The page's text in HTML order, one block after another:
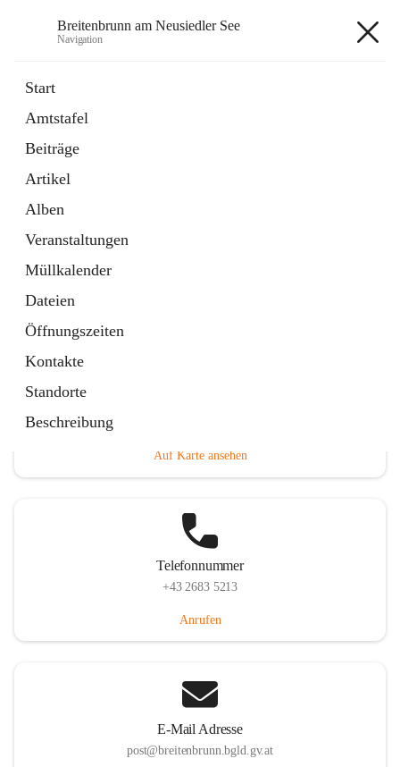
Breitenbrunn am Neusiedler See
Navigation
Start
Amtstafel
Beiträge
Artikel
Alben
Veranstaltungen
Müllkalender
Dateien
Öffnungszeiten
Kontakte
Standorte
Beschreibung
18 Schnellzugriffe
Gemeindeservice
Auf Karte ansehen
Telefonnummer
+43 2683 5213
Anrufen
E-Mail Adresse
post@breitenbrunn.bgld.gv.at